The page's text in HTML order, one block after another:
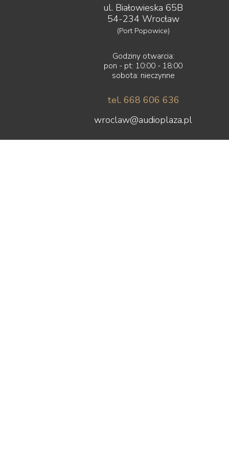
ul. Białowieska 65B
54-234 Wrocław
(Port Popowice)
Godziny otwarcia:
pon - pt: 10:00 - 18:00
sobota: nieczynne
tel. 668 606 636
wroclaw@audioplaza.pl